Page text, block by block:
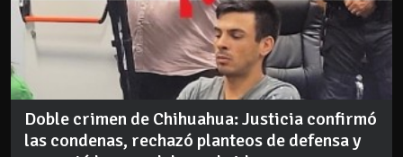
Doble crimen de Chihuahua: Justicia confirmó
las condenas, rechazó planteos de defensa y